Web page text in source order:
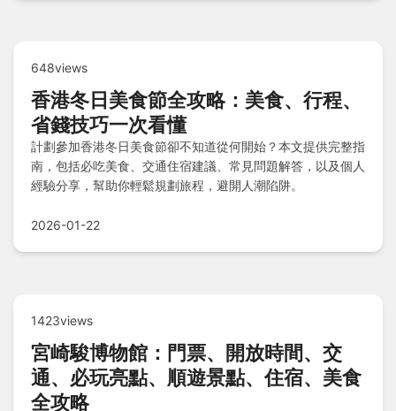
648views
香港冬日美食節全攻略：美食、行程、
省錢技巧一次看懂
計劃參加香港冬日美食節卻不知道從何開始？本文提供完整指
南，包括必吃美食、交通住宿建議、常見問題解答，以及個人
經驗分享，幫助你輕鬆規劃旅程，避開人潮陷阱。
2026-01-22
1423views
宮崎駿博物館：門票、開放時間、交
通、必玩亮點、順遊景點、住宿、美食
全攻略